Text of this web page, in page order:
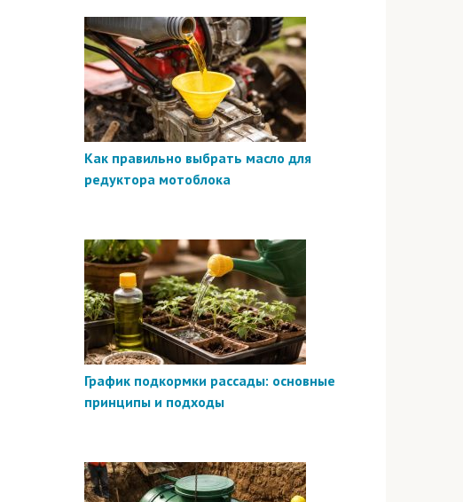
Как правильно выбрать масло для
редуктора мотоблока
График подкормки рассады: основные
принципы и подходы